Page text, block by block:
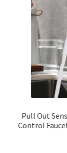
Pull Out
Control